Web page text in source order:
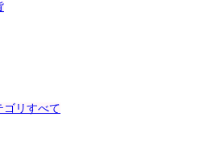
ゴリすべて